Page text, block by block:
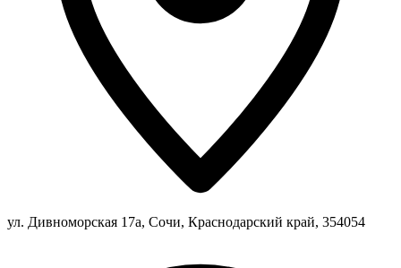
ул. Дивноморская 17а, Сочи, Краснодарский край, 354054